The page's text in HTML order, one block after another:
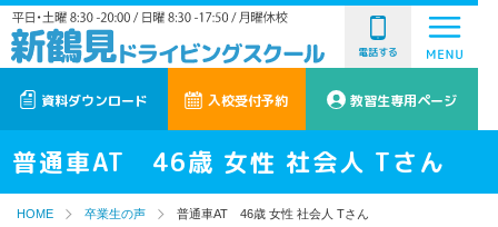
電話する
資料ダウンロード 入校受付予約 教習生専用ページ
普通車AT 46歳 女性 社会人 Tさん
HOME 卒業生の声 普通車AT 46歳 女性 社会人 Tさん